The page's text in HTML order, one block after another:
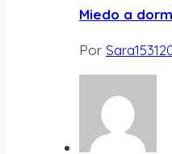
Miedo a
Por